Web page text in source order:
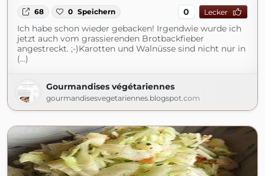
68 0 Speichern 0 Lecker
Ich habe schon wieder gebacken! Irgendwie wurde ich
jetzt auch vom grassierenden Brotbackfieber
angestreckt. ;-)Karotten und Walnüsse sind nicht nur in
(...)
Gourmandises végétariennes
gourmandisesvegetariennes.blogspot.com